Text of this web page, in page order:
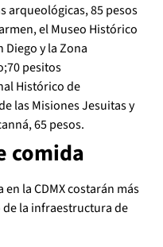
arqueológicas, 85 pesos
el Museo Histórico
Diego y la Zona
pesitos
Histórico de
las Misiones Jesuitas y
65 pesos.
comida
la CDMX costarán más
la infraestructura de